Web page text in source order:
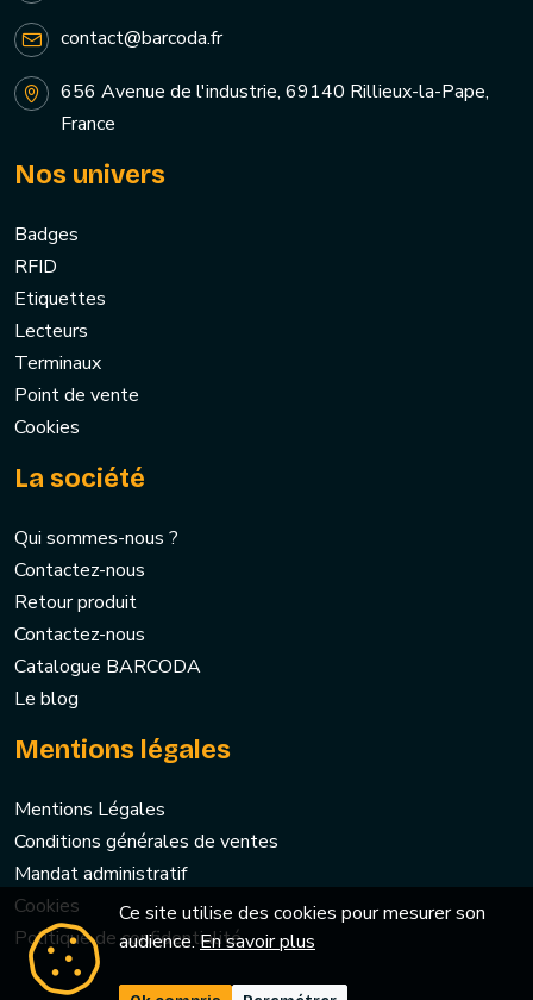
contact@barcoda.fr
656 Avenue de l'industrie, 69140 Rillieux-la-Pape,
France
Nos univers
Badges
RFID
Etiquettes
Lecteurs
Terminaux
Point de vente
Cookies
La société
Qui sommes-nous ?
Contactez-nous
Retour produit
Contactez-nous
Catalogue BARCODA
Le blog
Mentions légales
Mentions Légales
Conditions générales de ventes
Mandat administratif
Cookies
Politique de confidentialité
Ce site utilise des cookies pour mesurer son
audience.En savoir plus